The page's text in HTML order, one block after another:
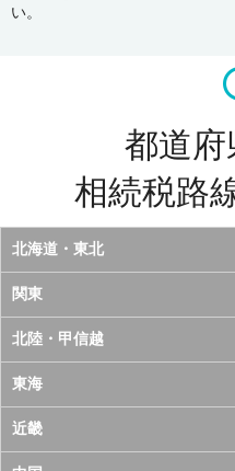
い。
都道府
相続税路
北海道・東北
北海道
青森県
岩手県
宮城県
関東
東京都
神奈川県
千葉県
北陸・甲信越
山梨県
長野県
東海
愛知県
近畿